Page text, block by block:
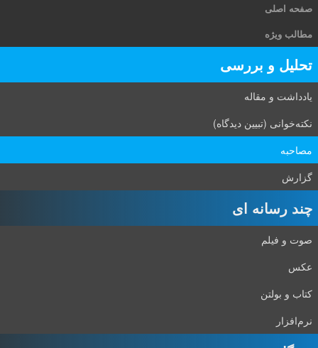
صفحه اصلی
مطالب ویژه
تحلیل و بررسی
یادداشت و مقاله
نکته‌خوانی (تبیین دیدگاه)
مصاحبه
گزارش
چند رسانه ای
صوت و فیلم
عکس
کتاب و بولتن
نرم‌افزار